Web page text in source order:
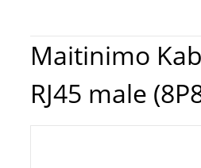
Maitinimo Kabeliai ir Adapteriai |
RJ45 male